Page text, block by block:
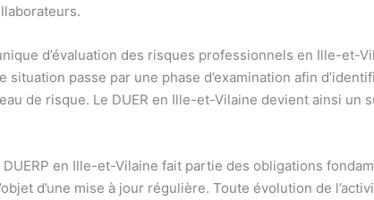
d’évaluation des risques professionnels en Ille-
situation passe par une phase d’examination afin
de risque. Le DUER en Ille-et-Vilaine devient ainsi
en Ille-et-Vilaine fait partie des obligations
d’une mise à jour régulière. Toute évolution de